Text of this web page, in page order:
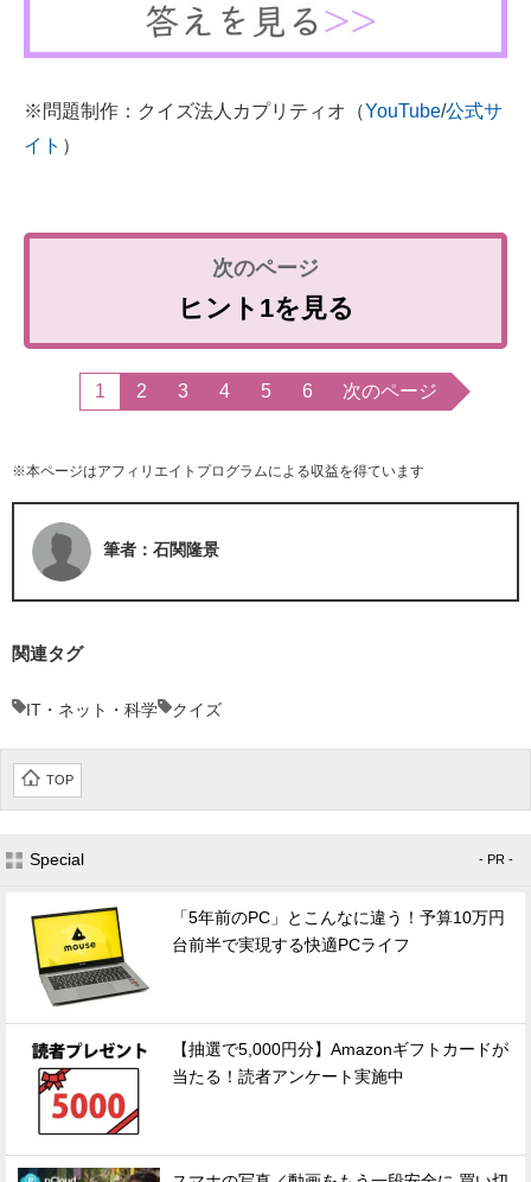
※問題制作：クイズ法人カプリティオ（YouTube/公式サ
イト ）
ヒント1を見る
1 2 3 4 5 6 次のページ
※本ページはアフィリエイトプログラムによる収益を得ています
筆者：石関隆景
関連タグ
IT・ネット・科学 クイズ
TOP
Special - PR -
「5年前のPC」とこんなに違う！予算10万円
台前半で実現する快適PCライフ
【抽選で5,000円分】Amazonギフトカードが
当たる！読者アンケート実施中